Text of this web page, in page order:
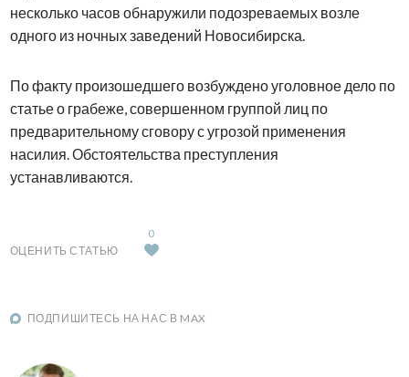
несколько часов обнаружили подозреваемых возле
одного из ночных заведений Новосибирска.
По факту произошедшего возбуждено уголовное дело по
статье о грабеже, совершенном группой лиц по
предварительному сговору с угрозой применения
насилия. Обстоятельства преступления
устанавливаются.
ОЦЕНИТЬ СТАТЬЮ
0
ПОДПИШИТЕСЬ НА НАС В MAX